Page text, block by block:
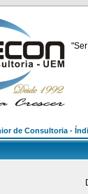
de Consultoria -